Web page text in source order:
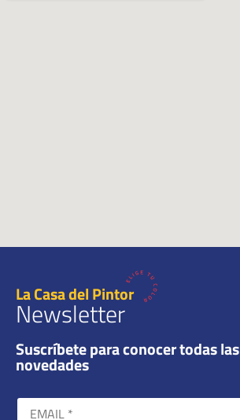
La Casa del Pintor
Newsletter
Suscríbete para conocer todas las
novedades